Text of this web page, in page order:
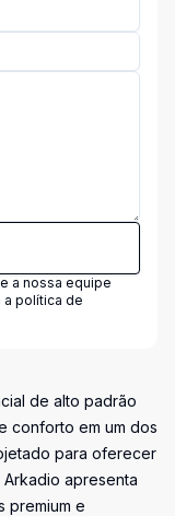
a nossa equipe
a política de
de alto padrão
conforto em um dos
para oferecer
apresenta
premium e